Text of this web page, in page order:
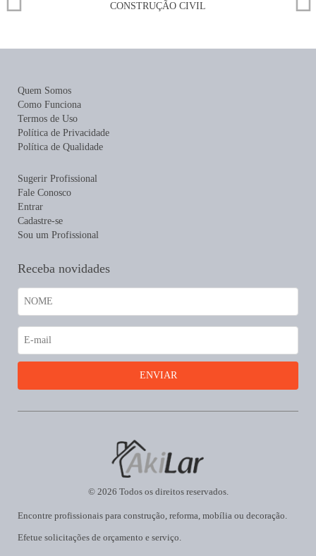
Quem Somos
Como Funciona
Termos de Uso
Política de Privacidade
Política de Qualidade
Sugerir Profissional
Fale Conosco
Entrar
Cadastre-se
Sou um Profissional
Receba novidades
Encontre profissionais para construção, reforma, mobília ou decoração.
Efetue solicitações de orçamento e serviço.
© 2026 Todos os direitos reservados.